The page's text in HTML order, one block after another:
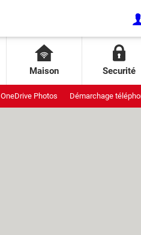
Maison Securité
OneDrive Photos Démarchage